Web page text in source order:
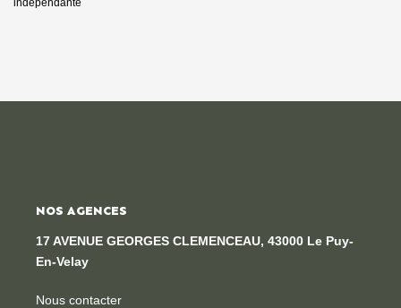
indépendante
NOS AGENCES
17 AVENUE GEORGES CLEMENCEAU, 43000 Le Puy-
En-Velay
Nous contacter